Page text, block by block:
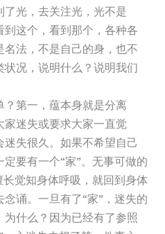
光，去关注光，光不是
这个，看到那个，各种各
法，不是自己的身，也不
况，说明什么？说明我们
第一，蕴本身就是分离
家迷失或要求大家一直觉
失很久。如果不希望自己
要有一个“家”。无事可做的
觉知身体呼吸，就回到身体
诵。一旦有了“家”，迷失的
什么？因为已经有了参照